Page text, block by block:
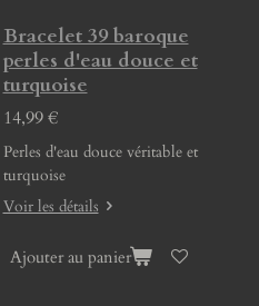
Bracelet 39 baroque
perles d'eau douce et
turquoise
14,99 €
Perles d'eau douce véritable et
turquoise
Voir les détails
Ajouter au panier